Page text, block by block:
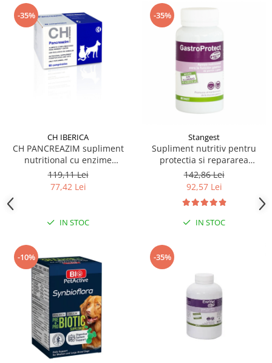
-35%
CH IBERICA
CH PANCREAZIM supliment
nutritional cu enzime
vegetale, pentru caini si pisici
60 tbl
119,11 Lei
77,42 Lei
IN STOC
-35%
Stangest
Supliment nutritiv pentru
protectia si repararea
mucoasei gastrice la caini si
pisici, GASTROPROTECT
Stangest, 30 tablete
142,86 Lei
92,57 Lei
IN STOC
-10% -35%